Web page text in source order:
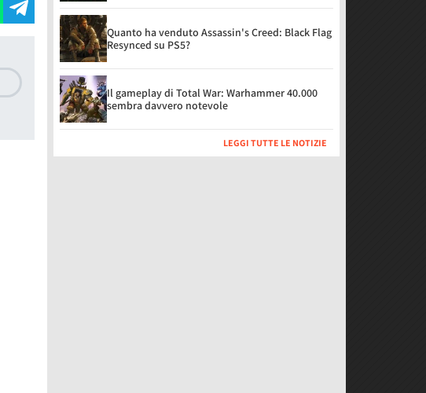
Quanto ha venduto Assassin's Creed: Black Flag
Resynced su PS5?
Il gameplay di Total War: Warhammer 40.000
sembra davvero notevole
LEGGI TUTTE LE NOTIZIE